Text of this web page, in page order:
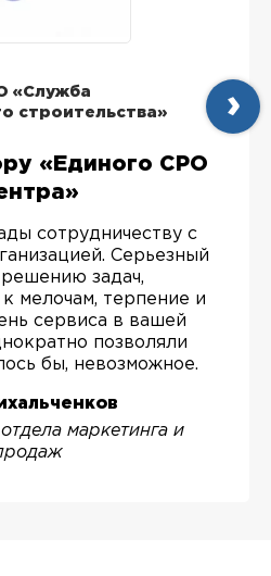
«Служба
строительства»
«Единого СРО
сотрудничеству с
Серьезный
задач,
мелочам, терпение и
сервиса в вашей
позволяли
бы, невозможное.
маркетинга и